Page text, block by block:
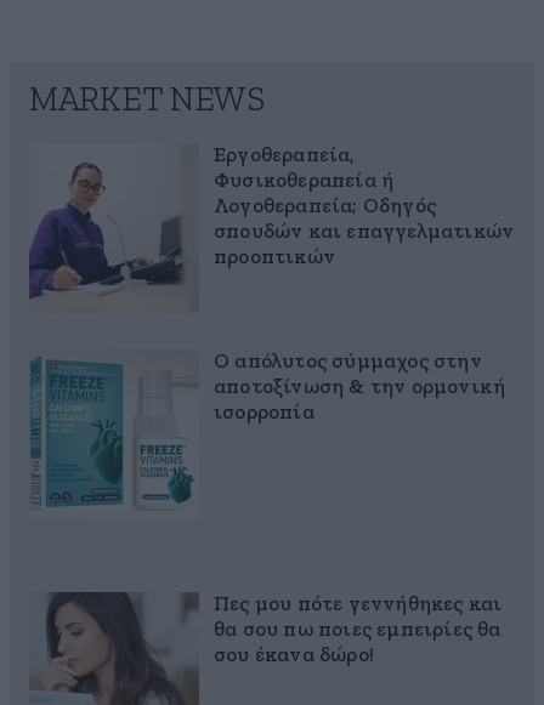
MARKET NEWS
Εργοθεραπεία,
Φυσικοθεραπεία ή
Λογοθεραπεία; Οδηγός
σπουδών και επαγγελματικών
προοπτικών
Ο απόλυτος σύμμαχος στην
αποτοξίνωση & την ορμονική
ισορροπία
Πες μου πότε γεννήθηκες και
θα σου πω ποιες εμπειρίες θα
σου έκανα δώρο!